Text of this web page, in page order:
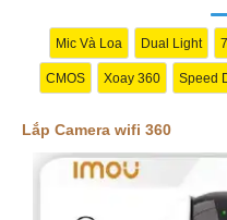
Mic Và Loa Dual Light
CMOS Xoay 360 Speed
Lắp Camera wifi 360